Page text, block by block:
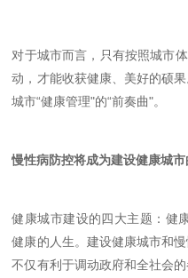
对于城市而言，只有按照城市
动，才能收获健康、美好的硕
城市“健康管理"的“前奏曲"。
慢性病防控将成为建设健康城
健康城市建设的四大主题：健
健康的人生。建设健康城市和
不仅有利于调动政府和全社会